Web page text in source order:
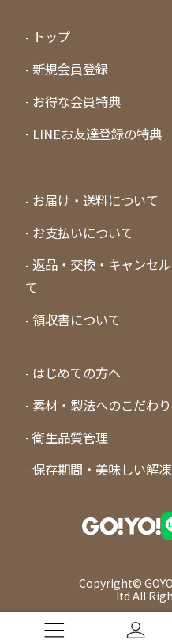
トップ
新規会員登録
お得な会員特典
LINEお友達登録の特典
お届け・送料について
お支払いについて
返品・交換・キャンセ
て
領収書について
はじめての方へ
素材・製法へのこだわり
衛生品質管理
保存期間・美味しい解
Copyright©
ltd All